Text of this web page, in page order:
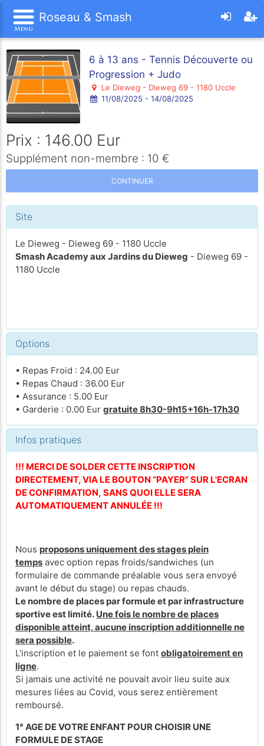
Roseau & Smash
6 à 13 ans - Tennis Découverte ou
Progression + Judo
Le Dieweg - Dieweg 69 - 1180 Uccle
11/08/2025 - 14/08/2025
Prix : 146.00 Eur
Supplément non-membre : 10 €
CONTINUER
Site
Le Dieweg - Dieweg 69 - 1180 Uccle
Smash Academy aux Jardins du Dieweg - Dieweg 69 -
1180 Uccle
Options
• Repas Froid : 24.00 Eur
• Repas Chaud : 36.00 Eur
• Assurance : 5.00 Eur
• Garderie : 0.00 Eur gratuite 8h30-9h15+16h-17h30
Infos pratiques
!!! MERCI DE SOLDER CETTE INSCRIPTION
DIRECTEMENT, VIA LE BOUTON “PAYER” SUR L'ECRAN
DE CONFIRMATION, SANS QUOI ELLE SERA
AUTOMATIQUEMENT ANNULÉE !!!
Nous proposons uniquement des stages plein
temps avec option repas froids/sandwiches (un
formulaire de commande préalable vous sera envoyé
avant le début du stage) ou repas chauds.
Le nombre de places par formule et par infrastructure
sportive est limité. Une fois le nombre de places
disponible atteint, aucune inscription additionnelle ne
sera possible.
L'inscription et le paiement se font obligatoirement en
ligne.
Si jamais une activité ne pouvait avoir lieu suite aux
mesures liées au Covid, vous serez entièrement
remboursé.
1° AGE DE VOTRE ENFANT POUR CHOISIR UNE
FORMULE DE STAGE